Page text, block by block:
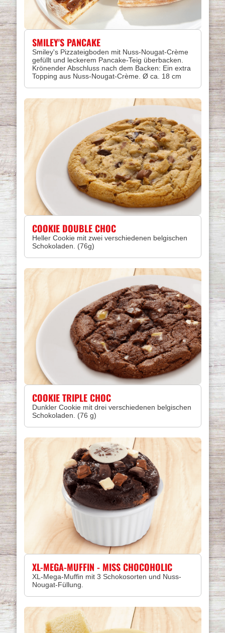
SMILEY'S PANCAKE
Smiley's Pizzateigboden mit Nuss-Nougat-Crème
gefüllt und leckerem Pancake-Teig überbacken.
Krönender Abschluss nach dem Backen: Ein extra
Topping aus Nuss-Nougat-Crème. Ø ca. 18 cm
COOKIE DOUBLE CHOC
Heller Cookie mit zwei verschiedenen belgischen
Schokoladen. (76g)
COOKIE TRIPLE CHOC
Dunkler Cookie mit drei verschiedenen belgischen
Schokoladen. (76 g)
XL-MEGA-MUFFIN - MISS CHOCOHOLIC
XL-Mega-Muffin mit 3 Schokosorten und Nuss-
Nougat-Füllung.